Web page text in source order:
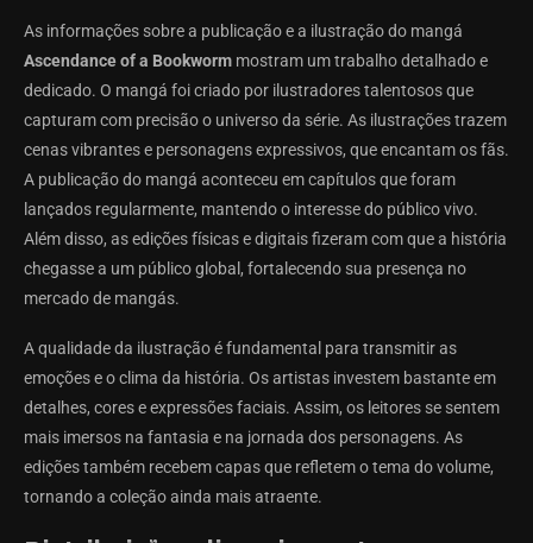
As informações sobre a publicação e a ilustração do mangá
Ascendance of a Bookworm mostram um trabalho detalhado e
dedicado. O mangá foi criado por ilustradores talentosos que
capturam com precisão o universo da série. As ilustrações trazem
cenas vibrantes e personagens expressivos, que encantam os fãs.
A publicação do mangá aconteceu em capítulos que foram
lançados regularmente, mantendo o interesse do público vivo.
Além disso, as edições físicas e digitais fizeram com que a história
chegasse a um público global, fortalecendo sua presença no
mercado de mangás.
A qualidade da ilustração é fundamental para transmitir as
emoções e o clima da história. Os artistas investem bastante em
detalhes, cores e expressões faciais. Assim, os leitores se sentem
mais imersos na fantasia e na jornada dos personagens. As
edições também recebem capas que refletem o tema do volume,
tornando a coleção ainda mais atraente.